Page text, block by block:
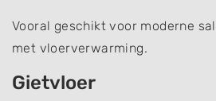
Vooral geschikt voor moderne
met vloerverwarming.
Gietvloer